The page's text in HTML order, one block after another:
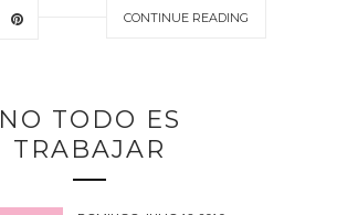
CONTINUE READING
NO TODO ES
TRABAJAR